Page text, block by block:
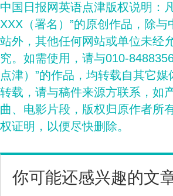
中国日报网英语点津版权说明：
XXX（署名）”的原创作品，除
站外，其他任何网站或单位未经
究。如需使用，请与010-
点津）”的作品，均转载自其它
转载，请与稿件来源方联系，如
曲、电影片段，版权归原作者所
权证明，以便尽快删除。
你可能还感兴趣的文